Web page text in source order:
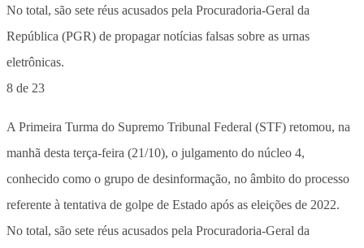
8 de 23
A Primeira Turma do Supremo Tribunal Federal (STF) retomou, na
manhã desta terça-feira (21/10), o julgamento do núcleo 4,
conhecido como o grupo de desinformação, no âmbito do processo
referente à tentativa de golpe de Estado após as eleições de 2022.
No total, são sete réus acusados pela Procuradoria-Geral da